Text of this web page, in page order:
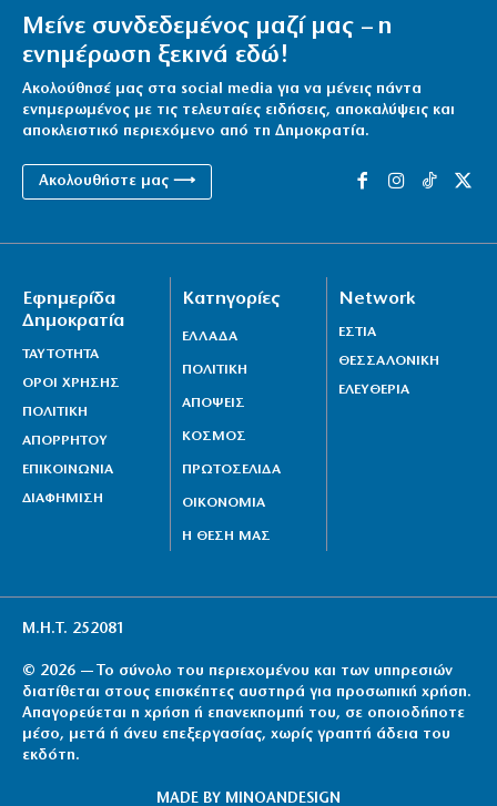
Μείνε συνδεδεμένος μαζί μας – η
ενημέρωση ξεκινά εδώ!
Ακολούθησέ μας στα social media για να μένεις πάντα
ενημερωμένος με τις τελευταίες ειδήσεις, αποκαλύψεις και
αποκλειστικό περιεχόμενο από τη Δημοκρατία.
Ακολουθήστε μας ⟶
Εφημερίδα
Δημοκρατία
ΤΑΥΤΟΤΗΤΑ
ΟΡΟΙ ΧΡΗΣΗΣ
ΠΟΛΙΤΙΚΗ
ΑΠΟΡΡΗΤΟΥ
ΕΠΙΚΟΙΝΩΝΙΑ
ΔΙΑΦΗΜΙΣΗ
Κατηγορίες
ΕΛΛΑΔΑ
ΠΟΛΙΤΙΚΗ
ΑΠΟΨΕΙΣ
ΚΟΣΜΟΣ
ΠΡΩΤΟΣΕΛΙΔΑ
ΟΙΚΟΝΟΜΙΑ
Η ΘΕΣΗ ΜΑΣ
Network
ΕΣΤΙΑ
ΘΕΣΣΑΛΟΝΙΚΗ
ΕΛΕΥΘΕΡΙΑ
Μ.Η.Τ. 252081
© 2026 — Το σύνολο του περιεχομένου και των υπηρεσιών
διατίθεται στους επισκέπτες αυστηρά για προσωπική χρήση.
Απαγορεύεται η χρήση ή επανεκπομπή του, σε οποιοδήποτε
μέσο, μετά ή άνευ επεξεργασίας, χωρίς γραπτή άδεια του
εκδότη.
MADE BY MINOANDESIGN